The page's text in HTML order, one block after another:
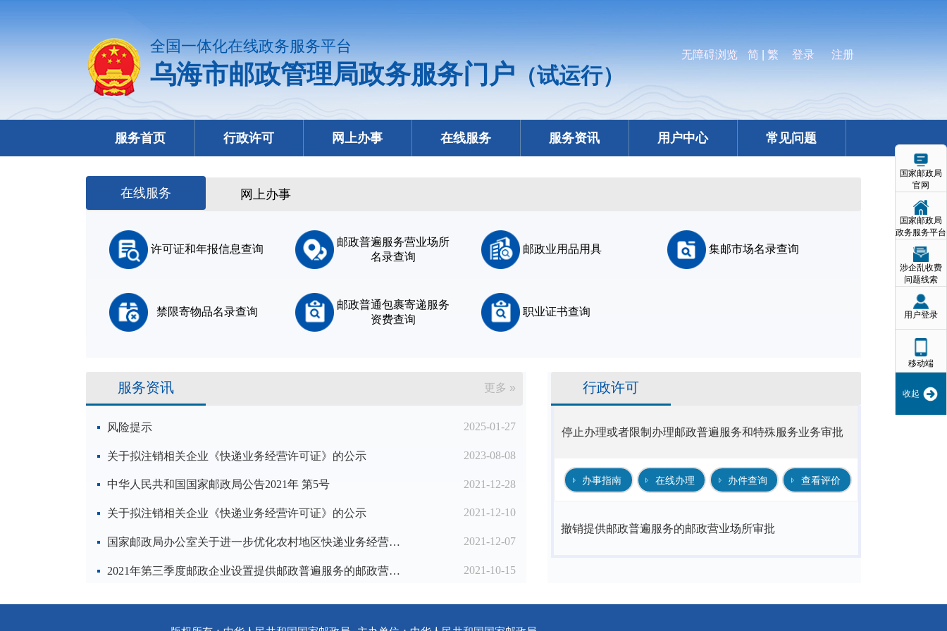
国家邮政局
官网
国家邮政局
政务服务平台
涉企乱收费
问题线索
用户登录
移动端
收起
全国一体化在线政务服务平台
乌海市邮政管理局政务服务门户（试运行）
无障碍浏览 简 繁 登录 注册
服务首页 行政许可 网上办事 在线服务 服务资讯 用户中心 常见问题
在线服务 网上办事
许可证和年报信息查询
邮政普遍服务营业场所
名录查询
邮政业用品用具 集邮市场名录查询
禁限寄物品名录查询
邮政普通包裹寄递服务
资费查询
职业证书查询
服务资讯 更多 »
风险提示 2025-01-27
关于拟注销相关企业《快递业务经营许可证》的公示 2023-08-08
中华人民共和国国家邮政局公告2021年 第5号 2021-12-28
关于拟注销相关企业《快递业务经营许可证》的公示 2021-12-10
国家邮政局办公室关于进一步优化农村地区快递业务经营许可工作的通知 2021-12-07
2021年第三季度邮政企业设置提供邮政普遍服务的邮政营业场所备案名单 2021-10-15
行政许可
停止办理或者限制办理邮政普遍服务和特殊服务业务审批
办事指南 在线办理 办件查询 查看评价
撤销提供邮政普遍服务的邮政营业场所审批